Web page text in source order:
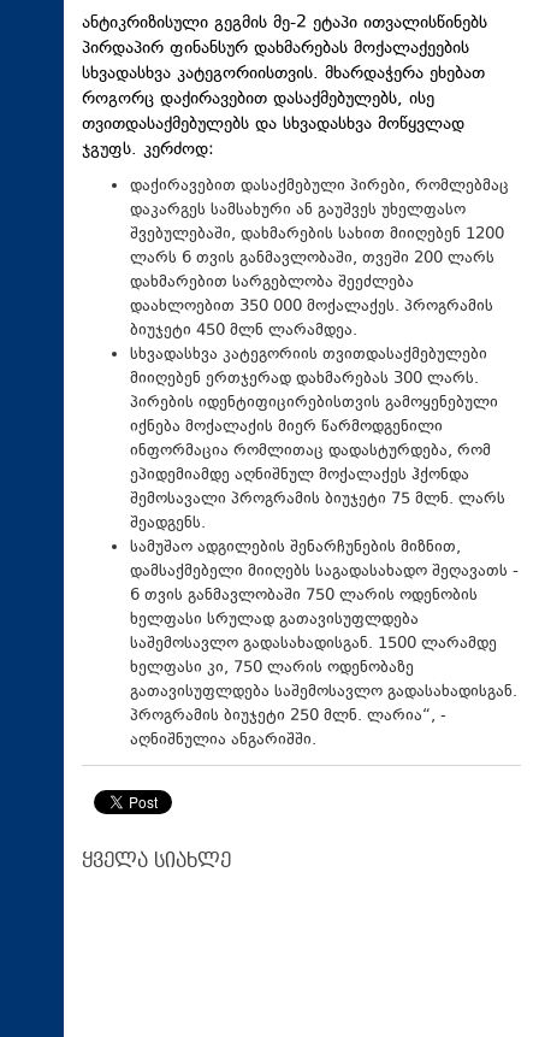
ანტიკრიზისული გეგმის მე-2 ეტაპი ითვალისწინებს
პირდაპირ ფინანსურ დახმარებას მოქალაქეების
სხვადასხვა კატეგორიისთვის. მხარდაჭერა ეხებათ
როგორც დაქირავებით დასაქმებულებს, ისე
თვითდასაქმებულებს და სხვადასხვა მოწყვლად
ჯგუფს. კერძოდ:
დაქირავებით დასაქმებული პირები, რომლებმაც
დაკარგეს სამსახური ან გაუშვეს უხელფასო
შვებულებაში, დახმარების სახით მიიღებენ 1200
ლარს 6 თვის განმავლობაში, თვეში 200 ლარს
დახმარებით სარგებლობა შეეძლება
დაახლოებით 350 000 მოქალაქეს. პროგრამის
ბიუჯეტი 450 მლნ ლარამდეა.
სხვადასხვა კატეგორიის თვითდასაქმებულები
მიიღებენ ერთჯერად დახმარებას 300 ლარს.
პირების იდენტიფიცირებისთვის გამოყენებული
იქნება მოქალაქის მიერ წარმოდგენილი
ინფორმაცია რომლითაც დადასტურდება, რომ
ეპიდემიამდე აღნიშნულ მოქალაქეს ჰქონდა
შემოსავალი პროგრამის ბიუჯეტი 75 მლნ. ლარს
შეადგენს.
სამუშაო ადგილების შენარჩუნების მიზნით,
დამსაქმებელი მიიღებს საგადასახადო შეღავათს -
6 თვის განმავლობაში 750 ლარის ოდენობის
ხელფასი სრულად გათავისუფლდება
საშემოსავლო გადასახადისგან. 1500 ლარამდე
ხელფასი კი, 750 ლარის ოდენობაზე
გათავისუფლდება საშემოსავლო გადასახადისგან.
პროგრამის ბიუჯეტი 250 მლნ. ლარია“, -
აღნიშნულია ანგარიშში.
ყველა სიახლე